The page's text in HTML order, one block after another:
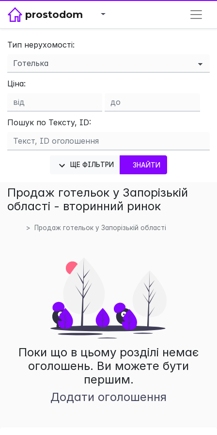
prostodom
Тип нерухомості:
Ціна:
Пошук по Тексту, ID:
ЩЕ ФІЛЬТРИ ЗНАЙТИ
Продаж готельок у Запорізькій
області - вторинний ринок
Продаж готельок у Запорізькій області
Поки що в цьому розділі немає
оголошень. Ви можете бути
першим.
Додати оголошення
×